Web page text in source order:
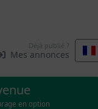
Déjà publié ?
Mes annonces
en option